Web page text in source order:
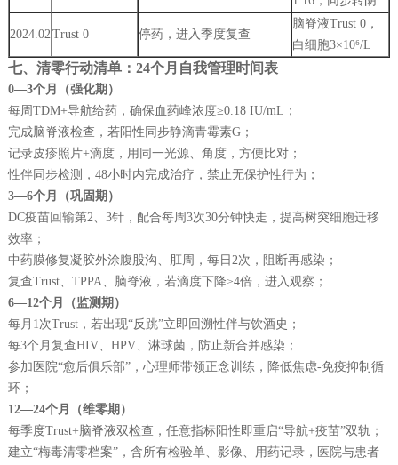
2024.02 Trust 0 停药，进入季度复查
脑脊液Trust 0，
白细胞3×10⁶/L
七、清零行动清单：24个月自我管理时间表
0—3个月（强化期）
每周TDM+导航给药，确保血药峰浓度≥0.18 IU/mL；
完成脑脊液检查，若阳性同步静滴青霉素G；
记录皮疹照片+滴度，用同一光源、角度，方便比对；
性伴同步检测，48小时内完成治疗，禁止无保护性行为；
3—6个月（巩固期）
DC疫苗回输第2、3针，配合每周3次30分钟快走，提高树突细胞迁移
效率；
中药膜修复凝胶外涂腹股沟、肛周，每日2次，阻断再感染；
复查Trust、TPPA、脑脊液，若滴度下降≥4倍，进入观察；
6—12个月（监测期）
每月1次Trust，若出现“反跳”立即回溯性伴与饮酒史；
每3个月复查HIV、HPV、淋球菌，防止新合并感染；
参加医院“愈后俱乐部”，心理师带领正念训练，降低焦虑-免疫抑制循
环；
12—24个月（维零期）
每季度Trust+脑脊液双检查，任意指标阳性即重启“导航+疫苗”双轨；
建立“梅毒清零档案”，含所有检验单、影像、用药记录，医院与患者